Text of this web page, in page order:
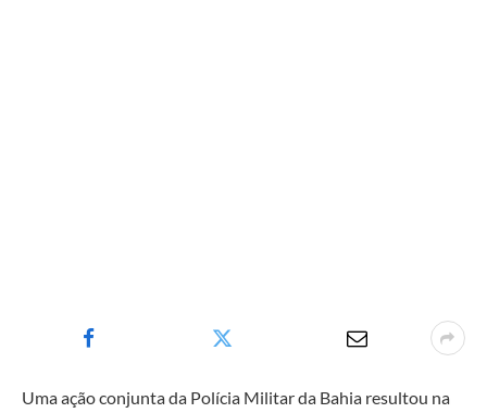
Uma ação conjunta da Polícia Militar da Bahia resultou na